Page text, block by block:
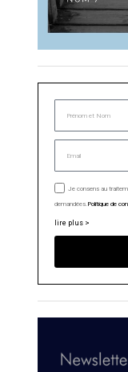
Je consens au
demandées.Politique de
lire plus >